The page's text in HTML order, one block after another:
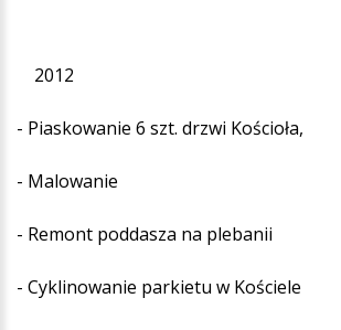
2012
- Piaskowanie 6 szt. drzwi Kościoła,
- Malowanie
- Remont poddasza na plebanii
- Cyklinowanie parkietu w Kościele